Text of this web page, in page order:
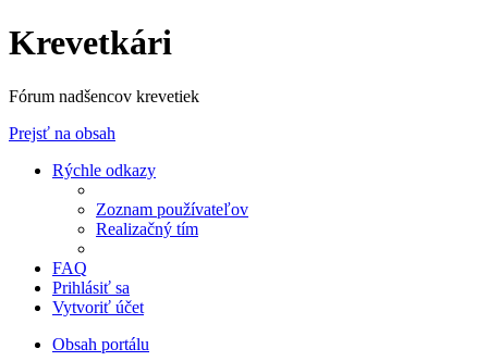
Krevetkári
Fórum nadšencov krevetiek
Prejsť na obsah
Rýchle odkazy
Zoznam používateľov
Realizačný tím
FAQ
Prihlásiť sa
Vytvoriť účet
Obsah portálu